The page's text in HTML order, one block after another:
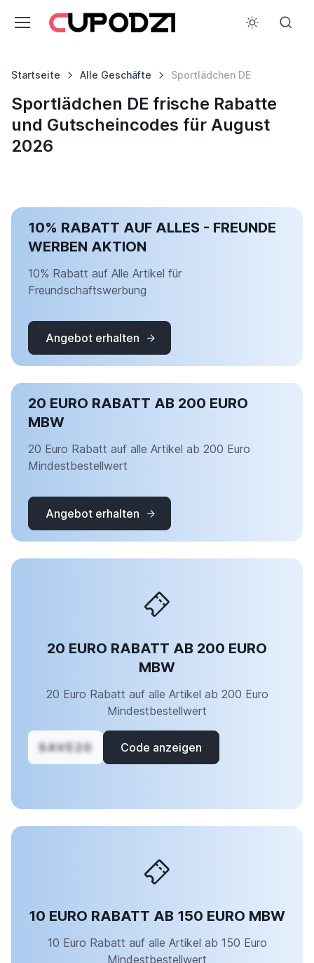
Startseite Alle Geschäfte Sportlädchen DE
Sportlädchen DE frische Rabatte
und Gutscheincodes für August
2026
10% RABATT AUF ALLES - FREUNDE
WERBEN AKTION
10% Rabatt auf Alle Artikel für
Freundschaftswerbung
Angebot erhalten
20 EURO RABATT AB 200 EURO
MBW
20 Euro Rabatt auf alle Artikel ab 200 Euro
Mindestbestellwert
Angebot erhalten
20 EURO RABATT AB 200 EURO
MBW
20 Euro Rabatt auf alle Artikel ab 200 Euro
Mindestbestellwert
SAVE20 Code anzeigen
10 EURO RABATT AB 150 EURO MBW
10 Euro Rabatt auf alle Artikel ab 150 Euro
Mindestbestellwert